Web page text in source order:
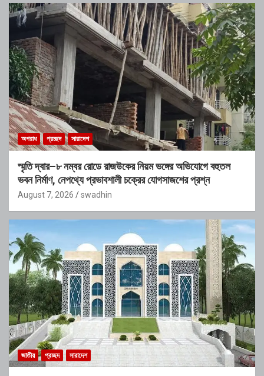
অপরাধ প্রচ্ছদ সারাদেশ
স্মৃতি দ্বার–৮ নম্বর রোডে রাজউকের নিয়ম ভঙ্গের অভিযোগে বহুতল
ভবন নির্মাণ, নেপথ্যে প্রভাবশালী চক্রের যোগসাজশের প্রশ্ন
August 7, 2026 swadhin
জাতীয় প্রচ্ছদ সারাদেশ